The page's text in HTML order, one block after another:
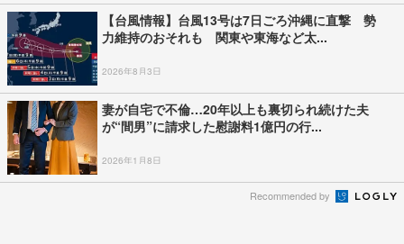
【台風情報】台風13号は7日ごろ沖縄に直撃 勢
力維持のおそれも 関東や東海など太...
2026年8月3日
妻が自宅で不倫…20年以上も裏切られ続けた夫
が“間男”に請求した慰謝料1億円の行...
2026年1月8日
Recommended by